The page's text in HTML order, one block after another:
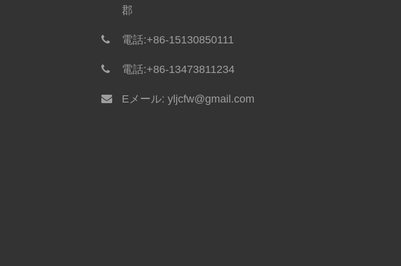
郡
電話:+86-15130850111
電話:+86-13473811234
Eメール: yljcfw@gmail.com